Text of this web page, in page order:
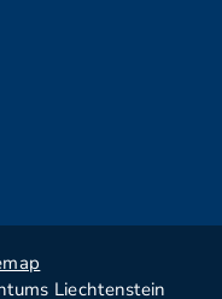
Liechtenstein